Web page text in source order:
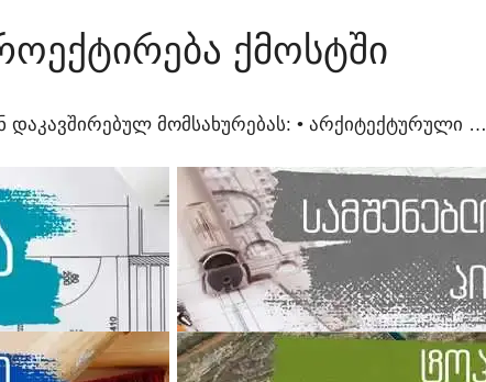
ᲥᲛᲝᲡᲢᲨᲘ
ᲓᲐᲙᲐᲕᲨᲘᲠᲔᲑᲣᲚ ᲛᲝᲛᲡᲐᲮᲣᲠᲔᲑᲐᲡ:​ • ᲐᲠᲥᲘᲢᲔᲥᲢᲣᲠᲣᲚᲘ …